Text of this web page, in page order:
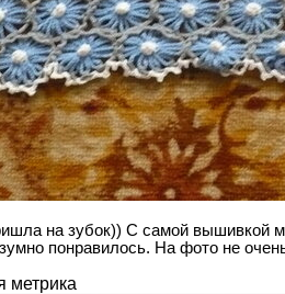
на зубок)) С самой вышивкой
понравилось. На фото не
метрика